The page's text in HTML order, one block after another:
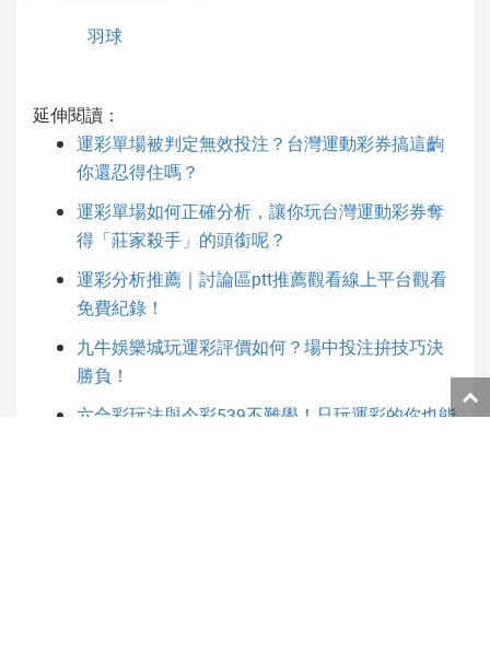
羽球
延伸閱讀：
運彩單場被判定無效投注？台灣運動彩券搞這齣
你還忍得住嗎？
運彩單場如何正確分析，讓你玩台灣運動彩券奪
得「莊家殺手」的頭銜呢？
運彩分析推薦｜討論區ptt推薦觀看線上平台觀看
免費紀錄！
九牛娛樂城玩運彩評價如何？場中投注拚技巧決
勝負！
六合彩玩法與今彩539不難學！只玩運彩的你也能
返
回